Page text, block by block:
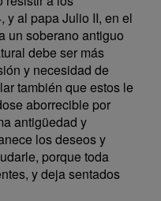
y al papa Julio II, en el
un soberano antiguo
debe ser más
y necesidad de
también que estos le
aborrecible por
antigüedad y
los deseos y
porque toda
y deja sentados